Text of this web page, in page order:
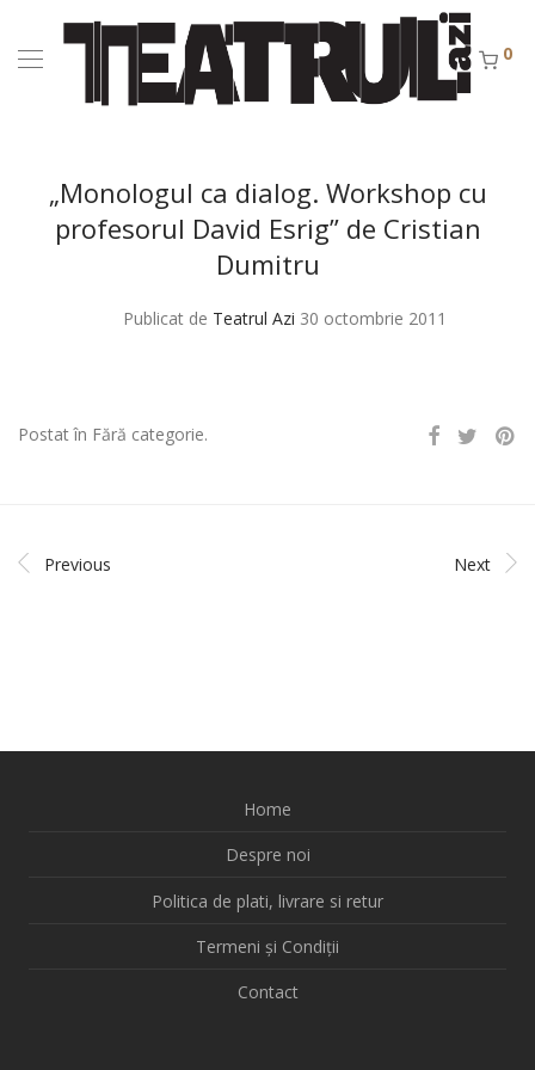
0
„Monologul ca dialog. Workshop cu
profesorul David Esrig” de Cristian
Dumitru
Publicat de Teatrul Azi 30 octombrie 2011
Postat în Fără categorie.
Previous Next
Home
Despre noi
Politica de plati, livrare si retur
Termeni și Condiții
Contact